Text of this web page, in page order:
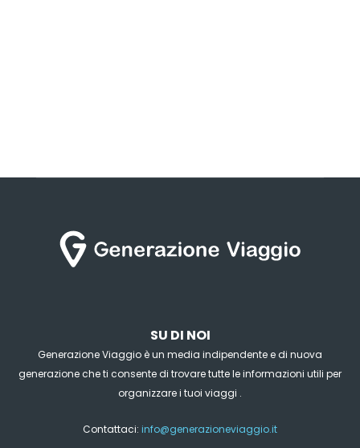
SU DI NOI
Generazione Viaggio è un media indipendente e di nuova
generazione che ti consente di trovare tutte le informazioni utili per
organizzare i tuoi viaggi .
Contattaci: info@generazioneviaggio.it